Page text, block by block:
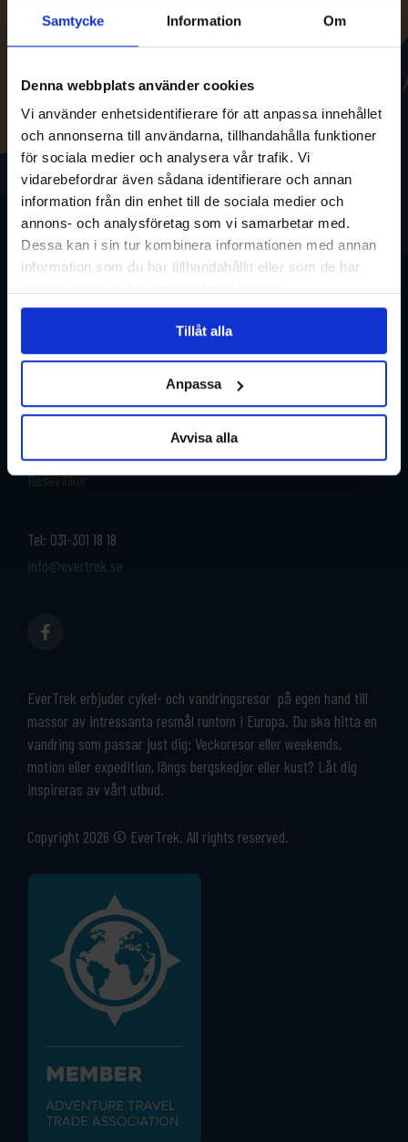
Samtycke Information Om
Denna webbplats använder cookies
Vi använder enhetsidentifierare för att anpassa innehållet
och annonserna till användarna, tillhandahålla funktioner
för sociala medier och analysera vår trafik. Vi
vidarebefordrar även sådana identifierare och annan
information från din enhet till de sociala medier och
annons- och analysföretag som vi samarbetar med.
Dessa kan i sin tur kombinera informationen med annan
information som du har tillhandahållit eller som de har
Tillåt alla
Anpassa
Avvisa alla
Tel: 031-301 18 18
info@evertrek.se
EverTrek erbjuder cykel- och vandringsresor på egen hand till
massor av intressanta resmål runtom i Europa. Du ska hitta en
vandring som passar just dig: Veckoresor eller weekends,
motion eller expedition, längs bergskedjor eller kust? Låt dig
inspireras av vårt utbud.
Copyright 2026 © EverTrek. All rights reserved.
Restyper
Om oss
Resevillkor
Boka och res tryggt med
EverTrek
Grupp & Konferens
Kontakta oss